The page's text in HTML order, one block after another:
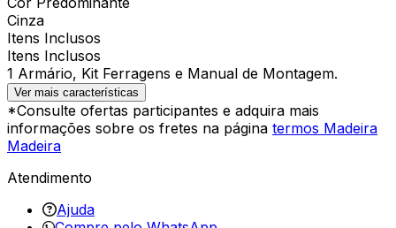
Cinza
Itens Inclusos
Itens Inclusos
1 Armário, Kit Ferragens e Manual de Montagem.
Ver mais características
*Consulte ofertas participantes e adquira mais
informações sobre os fretes na página termos Madeira
Madeira
Atendimento
Ajuda